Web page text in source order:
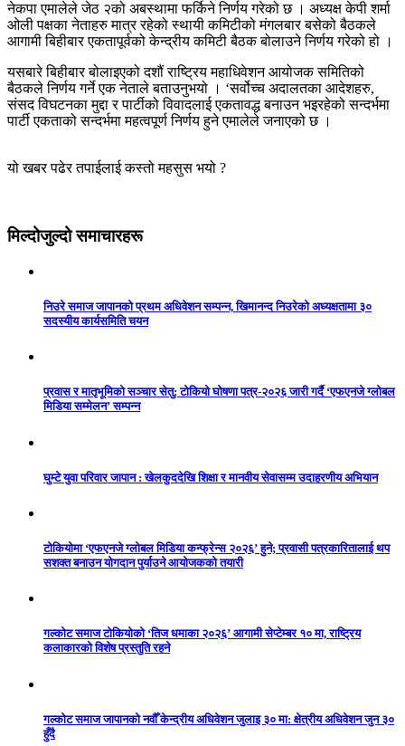
नेकपा एमालेले जेठ २को अबस्थामा फर्किने निर्णय गरेको छ । अध्यक्ष केपी शर्मा
ओली पक्षका नेताहरु मात्र रहेको स्थायी कमिटीको मंगलबार बसेको बैठकले
आगामी बिहीबार एकतापूर्वको केन्द्रीय कमिटी बैठक बोलाउने निर्णय गरेको हो ।
यसबारे बिहीबार बोलाइएको दशौं राष्ट्रिय महाधिवेशन आयोजक समितिको
बैठकले निर्णय गर्ने एक नेताले बताउनुभयो । ‘सर्वोच्च अदालतका आदेशहरु,
संसद विघटनका मुद्दा र पार्टीको विवादलाई एकतावद्ध बनाउन भइरहेको सन्दर्भमा
पार्टी एकताको सन्दर्भमा महत्वपूर्ण निर्णय हुने एमालेले जनाएको छ ।
यो खबर पढेर तपाईलाई कस्तो महसुस भयो ?
मिल्दोजुल्दो समाचारहरू
निउरे समाज जापानको प्रथम अधिवेशन सम्पन्न, खिमानन्द निउरेको अध्यक्षतामा ३०
सदस्यीय कार्यसमिति चयन
प्रवास र मातृभूमिको सञ्चार सेतु: टोकियो घोषणा पत्र-२०२६ जारी गर्दै ‘एफएनजे ग्लोबल
मिडिया सम्मेलन’ सम्पन्न
घुम्टे युवा परिवार जापान : खेलकुददेखि शिक्षा र मानवीय सेवासम्म उदाहरणीय अभियान
टोकियोमा ‘एफएनजे ग्लोबल मिडिया कन्फ्रेन्स २०२६’ हुने; प्रवासी पत्रकारितालाई थप
सशक्त बनाउन योगदान पुर्याउने आयोजकको तयारी
गल्कोट समाज टोकियोको ‘तिज धमाका २०२६’ आगामी सेप्टेम्बर १० मा, राष्ट्रिय
कलाकारको विशेष प्रस्तुति रहने
गल्कोट समाज जापानको नवौँ केन्द्रीय अधिवेशन जुलाइ ३० मा: क्षेत्रीय अधिवेशन जुन ३०
हुँदै